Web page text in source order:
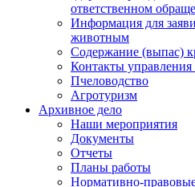
ответственном
Информация для
животным
Содержание (выпас)
Контакты
Пчеловодство
Агротуризм
Архивное дело
Наши мероприятия
Документы
Отчеты
Планы работы
Нормативно-